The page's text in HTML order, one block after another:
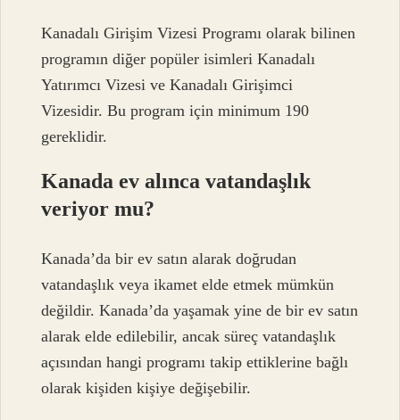
Kanadalı Girişim Vizesi Programı olarak bilinen
programın diğer popüler isimleri Kanadalı
Yatırımcı Vizesi ve Kanadalı Girişimci
Vizesidir. Bu program için minimum 190
gereklidir.
Kanada ev alınca vatandaşlık
veriyor mu?
Kanada’da bir ev satın alarak doğrudan
vatandaşlık veya ikamet elde etmek mümkün
değildir. Kanada’da yaşamak yine de bir ev satın
alarak elde edilebilir, ancak süreç vatandaşlık
açısından hangi programı takip ettiklerine bağlı
olarak kişiden kişiye değişebilir.